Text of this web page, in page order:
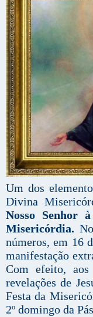
Um dos
Divina
Nosso Senhor
Misericórdia.
números, em 16
manifestação
Com efeito, aos
revelações de
Festa da
2º domingo da